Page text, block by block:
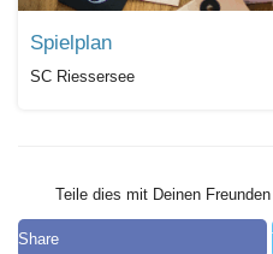
Spielplan
SC Riessersee
Teile dies mit Deinen
Share